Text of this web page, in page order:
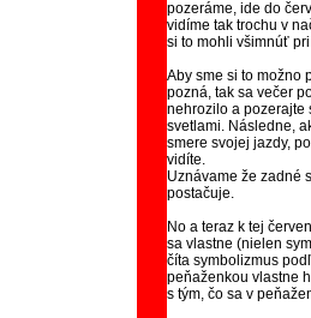
pozeráme, ide do
vidíme tak trochu v
si to mohli všimnúť
Aby sme si to možno
pozná, tak sa večer
nehrozilo a pozerajte
svetlami. Následne,
smere svojej jazdy,
vidíte.
Uznávame že zadné
postačuje.
No a teraz k tej
sa vlastne (nielen
číta symbolizmus
peňaženkou vlastne
s tým, čo sa v